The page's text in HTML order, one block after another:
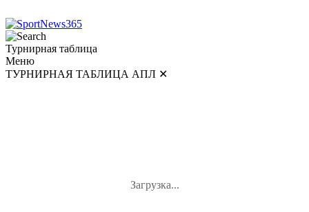
Турнирная таблица
Меню
ТУРНИРНАЯ ТАБЛИЦА АПЛ ✕
Загрузка...